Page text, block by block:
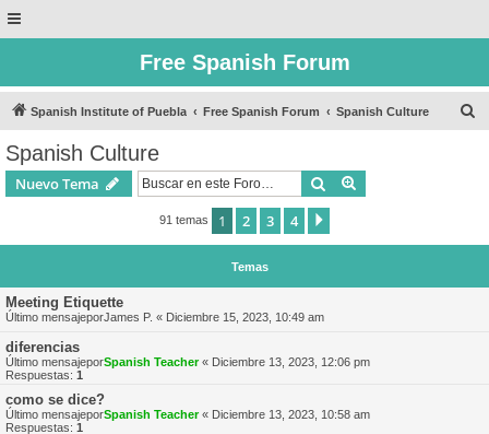
Free Spanish Forum
Spanish Institute of Puebla Free Spanish Forum Spanish Culture
Spanish Culture
Nuevo Tema Buscar
91 temas 1 2 3 4
Temas
Meeting Etiquette
Último mensajeporJames P. « Diciembre 15, 2023, 10:49 am
diferencias
Último mensajeporSpanish Teacher« Diciembre 13, 2023, 12:06 pm
Respuestas: 1
como se dice?
Último mensajeporSpanish Teacher« Diciembre 13, 2023, 10:58 am
Respuestas: 1